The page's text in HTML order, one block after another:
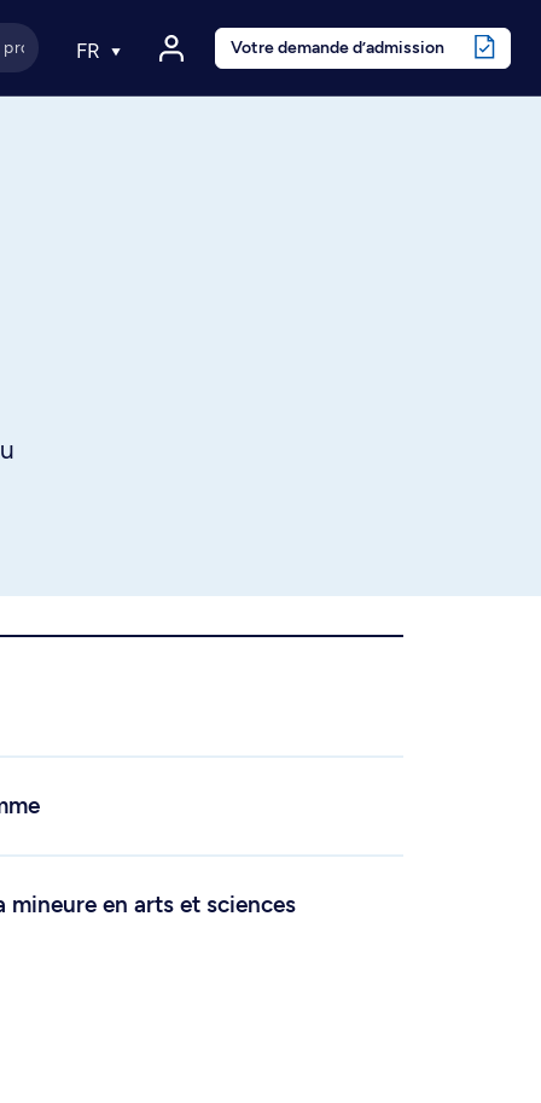
FR Votre demande d’admission
mineure en arts et sciences